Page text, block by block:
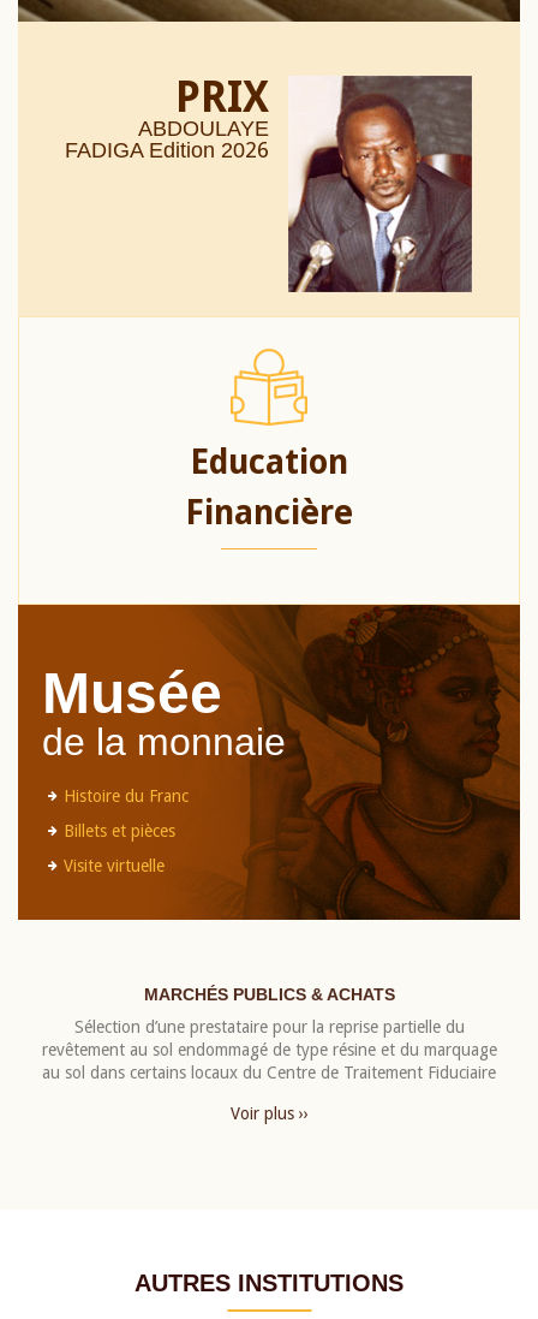
PRIX
ABDOULAYE
FADIGA Edition 2026
Education
Financière
Musée
de la monnaie
Histoire du Franc
Billets et pièces
Visite virtuelle
MARCHÉS PUBLICS & ACHATS
Sélection d’une prestataire pour la reprise partielle du
revêtement au sol endommagé de type résine et du marquage
au sol dans certains locaux du Centre de Traitement Fiduciaire
Voir plus ››
AUTRES INSTITUTIONS